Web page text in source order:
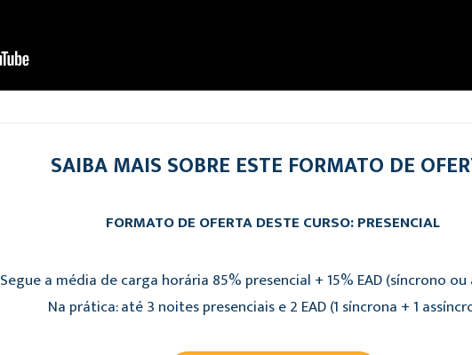
SAIBA MAIS SOBRE ESTE FORMATO DE
FORMATO DE OFERTA DESTE CURSO: PRESENCIAL
Segue a média de carga horária 85% presencial + 15% EAD (síncrono ou
Na prática: até 3 noites presenciais e 2 EAD (1 síncrona + 1